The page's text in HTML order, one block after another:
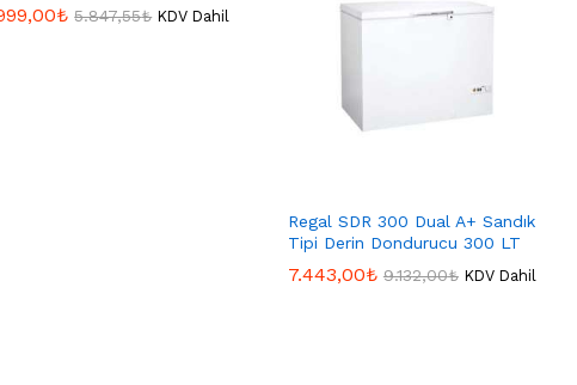
₺ 5.847,55₺ KDV Dahil
₺ 5.847,55₺
Regal SDR 300 Dual A+ Sandık
Tipi Derin Dondurucu 300 LT
7.443,00₺ 9.132,00₺ KDV Dahil
7.443,00₺ 9.132,00₺